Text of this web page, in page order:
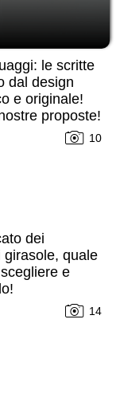
le scritte
dal design
e originale!
proposte!
10
dei
girasole, quale
e
14